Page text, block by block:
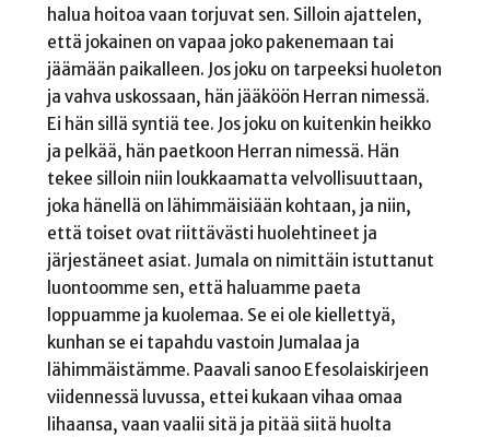
halua hoitoa vaan torjuvat sen. Silloin ajattelen,
että jokainen on vapaa joko pakenemaan tai
jäämään paikalleen. Jos joku on tarpeeksi huoleton
ja vahva uskossaan, hän jääköön Herran nimessä.
Ei hän sillä syntiä tee. Jos joku on kuitenkin heikko
ja pelkää, hän paetkoon Herran nimessä. Hän
tekee silloin niin loukkaamatta velvollisuuttaan,
joka hänellä on lähimmäisiään kohtaan, ja niin,
että toiset ovat riittävästi huolehtineet ja
järjestäneet asiat. Jumala on nimittäin istuttanut
luontoomme sen, että haluamme paeta
loppuamme ja kuolemaa. Se ei ole kiellettyä,
kunhan se ei tapahdu vastoin Jumalaa ja
lähimmäistämme. Paavali sanoo Efesolaiskirjeen
viidennessä luvussa, ettei kukaan vihaa omaa
lihaansa, vaan vaalii sitä ja pitää siitä huolta